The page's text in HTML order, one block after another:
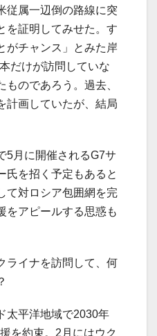
従属一辺倒の路線に突
を証明してみせた。す
がチャンス」とみた岸
だけが訪問していな
のであろう。過去、
計画していたが、結局
月に開催されるG7サ
氏を招く予定もあると
て対ロシア包囲網を完
をアピールする思惑も
イナを訪問して、何
太平洋地域で2030年
を約束。2月にはウク